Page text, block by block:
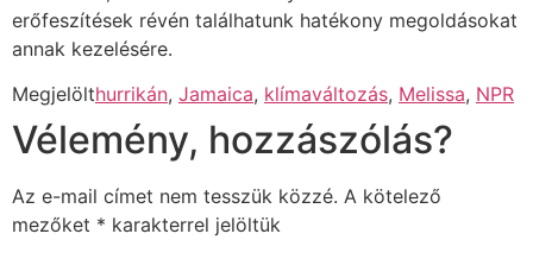
erőfeszítések révén találhatunk hatékony megoldásokat
annak kezelésére.
Megjelölthurrikán, Jamaica, klímaváltozás, Melissa, NPR
Vélemény, hozzászólás?
Az e-mail címet nem tesszük közzé. A kötelező
mezőket * karakterrel jelöltük